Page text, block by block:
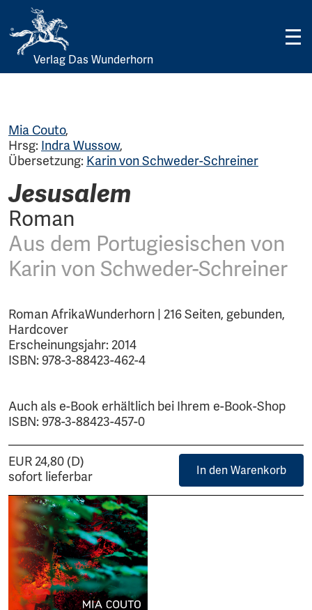
Skip
Verlag Das Wunderhorn
Mia Couto,
Hrsg: Indra Wussow,
Übersetzung: Karin von Schweder-Schreiner
Jesusalem
Roman
Aus dem Portugiesischen von
Karin von Schweder-Schreiner
Roman AfrikaWunderhorn | 216 Seiten, gebunden,
Hardcover
Erscheinungsjahr: 2014
ISBN: 978-3-88423-462-4
Auch als e-Book erhältlich bei Ihrem e-Book-Shop
ISBN: 978-3-88423-457-0
EUR 24,80 (D)
sofort lieferbar
In den Warenkorb